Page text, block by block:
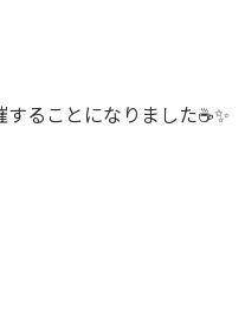
ることになりました☕✨